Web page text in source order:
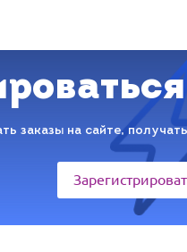
заказы на сайте,